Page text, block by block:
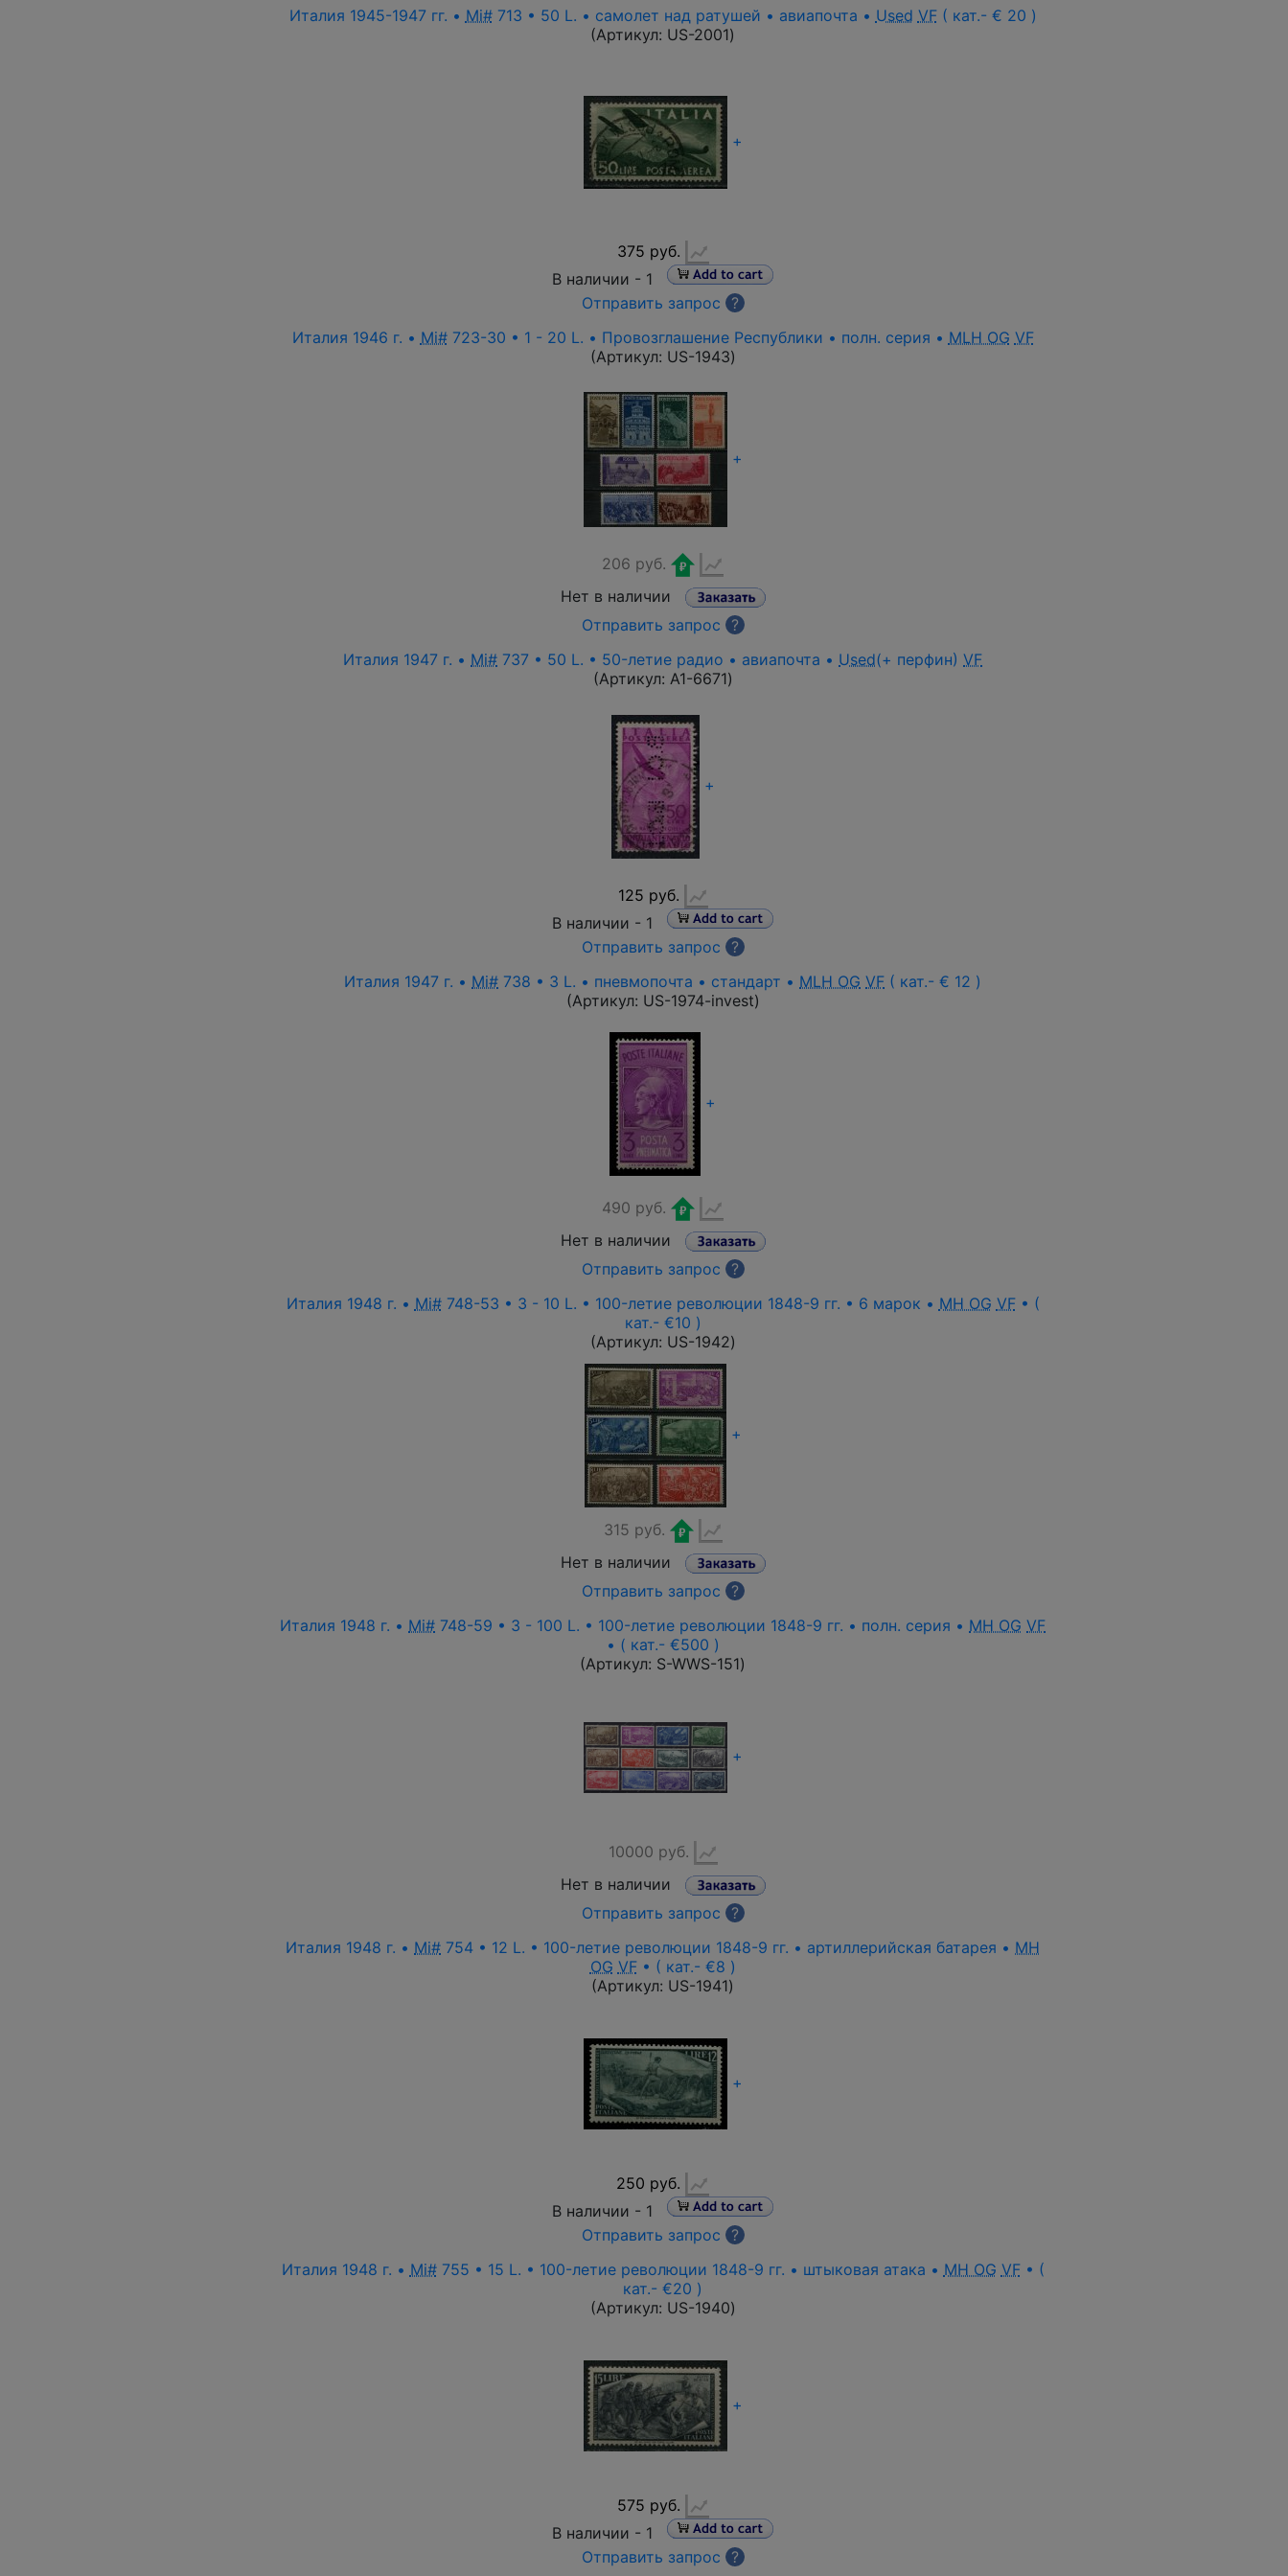
Италия 1945-1947 гг. • Mi#713 • 50 L. • самолет над ратушей • авиапочта • Used VF( кат.- € 20 )
(Артикул: US-2001)
+
375 руб.
В наличии - 1
Отправить запрос
?
Италия 1946 г. • Mi#723-30 • 1 - 20 L. • Провозглашение Республики • полн. серия • MLH OG VF
(Артикул: US-1943)
+
206 руб.
Нет в наличии
Отправить запрос
?
Италия 1947 г. • Mi# 737 • 50 L. • 50-летие радио • авиапочта • Used(+ перфин) VF
(Артикул: A1-6671)
+
125 руб.
В наличии - 1
Отправить запрос
?
Италия 1947 г. • Mi# 738 • 3 L. • пневмопочта • стандарт • MLH OG VF ( кат.- € 12 )
(Артикул: US-1974-invest)
+
490 руб.
Нет в наличии
Отправить запрос
?
Италия 1948 г. • Mi#748-53 • 3 - 10 L. • 100-летие революции 1848-9 гг. • 6 марок • MH OG VF• (
кат.- €10 )
(Артикул: US-1942)
+
315 руб.
Нет в наличии
Отправить запрос
?
Италия 1948 г. • Mi# 748-59 • 3 - 100 L. • 100-летие революции 1848-9 гг. • полн. серия • MH OG VF
• ( кат.- €500 )
(Артикул: S-WWS-151)
+
10000 руб.
Нет в наличии
Отправить запрос
?
Италия 1948 г. • Mi# 754 • 12 L. • 100-летие революции 1848-9 гг. • артиллерийская батарея • MH
OG VF• ( кат.- €8 )
(Артикул: US-1941)
+
250 руб.
В наличии - 1
Отправить запрос
?
Италия 1948 г. • Mi#755 • 15 L. • 100-летие революции 1848-9 гг. • штыковая атака • MH OG VF• (
кат.- €20 )
(Артикул: US-1940)
+
575 руб.
В наличии - 1
Отправить запрос
?